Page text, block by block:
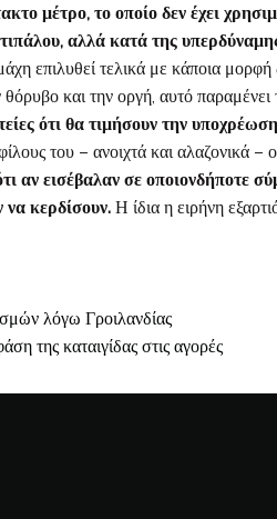
μέτρο, το οποίο δεν έχει
αλλά κατά της
επιλυθεί τελικά με κάποια
και την οργή, αυτό παραμένει
ότι θα τιμήσουν την
του – ανοιχτά και αλαζονικά –
αν εισέβαλαν σε
κερδίσουν. Η ίδια η ειρήνη
λόγω Γροιλανδίας
της καταιγίδας στις αγορές